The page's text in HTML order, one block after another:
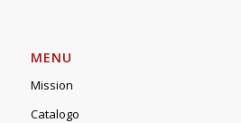
MENU
Mission
Catalogo